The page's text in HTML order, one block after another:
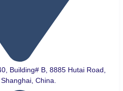
Building# B, 8885 Hutai Road,
China.